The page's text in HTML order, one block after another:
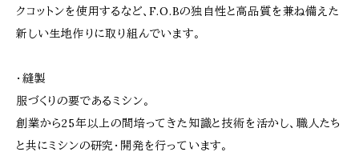
クコットンを使用するなど、F.O.Bの独自性と高品質を兼ね備えた
新しい生地作りに取り組んでいます。
・縫製
服づくりの要であるミシン。
創業から25年以上の間培ってきた知識と技術を活かし、職人たち
と共にミシンの研究・開発を行っています。